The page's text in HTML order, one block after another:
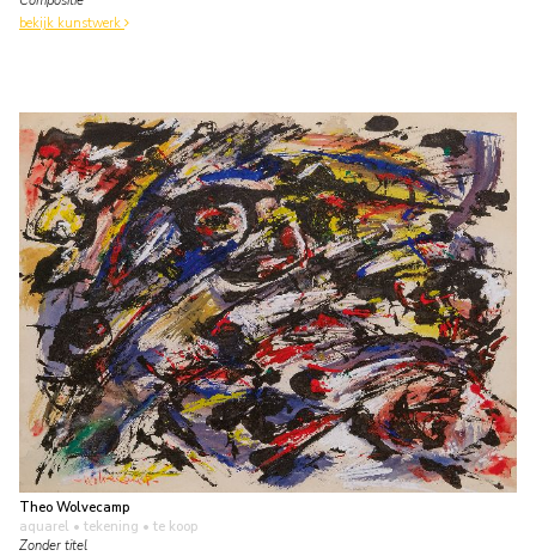
bekijk kunstwerk
Theo Wolvecamp
aquarel • tekening • te koop
Zonder titel